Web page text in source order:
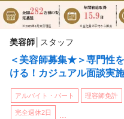
美容師 スタッフ
＜美容師募集★＞専門性
ける！カジュアル面談実
アルバイト・パート 理容師免許
完全週休2日